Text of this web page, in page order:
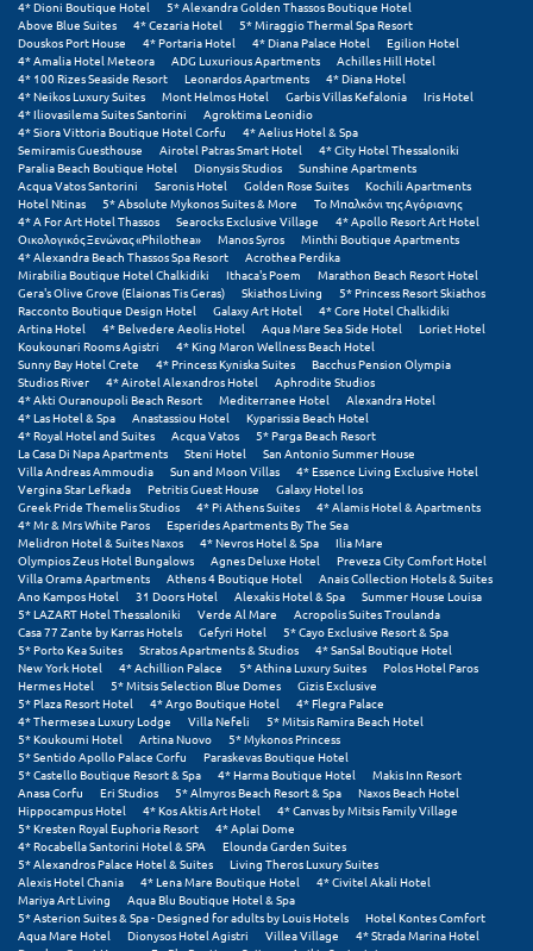
Σέρρες
Σιθωνία
Σίκινος
Σίφνος
Σκαφιδιά Ηλείας
Σκιάθος
Σκόπελος
Σκύρος
Σούνιο
Σπάρτη
Σπέτσες
Σποράδες
Σύβοτα
Σύμη
Σύρος
Σχοινούσα
Τ
Τζουμέρκα
Τήνος
Τολό
Τριζόνια Φωκίδος
4* Dioni Boutique Hotel
5* Alexandra Golden Thassos Boutique Hotel
Above Blue Suites
4* Cezaria Hotel
5* Miraggio Thermal Spa Resort
Douskos Port House
4* Portaria Hotel 4* Diana Palace Hotel
Egilion Hotel
4* Amalia Hotel Meteora
ADG Luxurious Apartments
Achilles Hill Hotel
4* 100 Rizes Seaside Resort
Leonardos Apartments
4* Diana Hotel
4* Neikos Luxury Suites
Mont Helmos Hotel Garbis Villas Kefalonia
Iris Hotel
4* Iliovasilema Suites Santorini
Agroktima Leonidio
4* Siora Vittoria Boutique Hotel Corfu
4* Aelius Hotel & Spa
Semiramis Guesthouse
Airotel Patras Smart Hotel
4* City Hotel Thessaloniki
Paralia Beach Boutique Hotel
Dionysis Studios
Sunshine Apartments
Acqua Vatos Santorini
Saronis Hotel Golden Rose Suites
Kochili Apartments
Hotel Ntinas
5* Absolute Mykonos Suites & More
Το Μπαλκόνι της Αγόριανης
4* A For Art Hotel Thassos
Searocks Exclusive Village
4* Apollo Resort Art Hotel
Οικολογικός Ξενώνας «Philothea»
Manos Syros
Minthi Boutique Apartments
4* Alexandra Beach Thassos Spa Resort
Acrothea Perdika
Mirabilia Boutique Hotel Chalkidiki
Ithaca's Poem
Marathon Beach Resort Hotel
Gera's Olive Grove (Elaionas Tis Geras)
Skiathos Living
5* Princess Resort Skiathos
Racconto Boutique Design Hotel
Galaxy Art Hotel
4* Core Hotel Chalkidiki
Artina Hotel
4* Belvedere Aeolis Hotel Aqua Mare Sea Side Hotel
Loriet Hotel
Koukounari Rooms Agistri
4* King Maron Wellness Beach Hotel
Sunny Bay Hotel Crete
4* Princess Kyniska Suites
Bacchus Pension Olympia
Studios River
4* Airotel Alexandros Hotel
Aphrodite Studios
4* Akti Ouranoupoli Beach Resort
Mediterranee Hotel
Alexandra Hotel
4* Las Hotel & Spa
Anastassiou Hotel
Kyparissia Beach Hotel
4* Royal Hotel and Suites
Acqua Vatos
5* Parga Beach Resort
La Casa Di Napa Apartments
Steni Hotel
San Antonio Summer House
Villa Andreas Ammoudia
Sun and Moon Villas
4* Essence Living Exclusive Hotel
Vergina Star Lefkada
Petritis Guest House
Galaxy Hotel Ios
Greek Pride Themelis Studios
4* Pi Athens Suites
4* Alamis Hotel & Apartments
4* Mr & Mrs White Paros
Esperides Apartments By The Sea
Melidron Hotel & Suites Naxos
4* Nevros Hotel & Spa
Ilia Mare
Olympios Zeus Hotel Bungalows
Agnes Deluxe Hotel
Preveza City Comfort Hotel
Villa Orama Apartments
Athens 4 Boutique Hotel
Anais Collection Hotels & Suites
Ano Kampos Hotel
31 Doors Hotel Alexakis Hotel & Spa
Summer House Louisa
5* LAZART Hotel Thessaloniki
Verde Al Mare
Acropolis Suites Troulanda
Casa 77 Zante by Karras Hotels
Gefyri Hotel
5* Cayo Exclusive Resort & Spa
5* Porto Kea Suites
Stratos Apartments & Studios
4* SanSal Boutique Hotel
New York Hotel
4* Achillion Palace 5* Athina Luxury Suites
Polos Hotel Paros
Hermes Hotel
5* Mitsis Selection Blue Domes
Gizis Exclusive
5* Plaza Resort Hotel
4* Argo Boutique Hotel
4* Flegra Palace
4* Thermesea Luxury Lodge
Villa Nefeli
5* Mitsis Ramira Beach Hotel
5* Koukoumi Hotel
Artina Nuovo
5* Mykonos Princess
5* Sentido Apollo Palace Corfu
Paraskevas Boutique Hotel
5* Castello Boutique Resort & Spa
4* Harma Boutique Hotel
Makis Inn Resort
Anasa Corfu
Eri Studios 5* Almyros Beach Resort & Spa
Naxos Beach Hotel
Hippocampus Hotel
4* Kos Aktis Art Hotel
4* Canvas by Mitsis Family Village
5* Kresten Royal Euphoria Resort
4* Aplai Dome
4* Rocabella Santorini Hotel & SPA
Elounda Garden Suites
5* Alexandros Palace Hotel & Suites
Living Theros Luxury Suites
Alexis Hotel Chania
4* Lena Mare Boutique Hotel
4* Civitel Akali Hotel
Mariya Art Living
Aqua Blu Boutique Hotel & Spa
5* Asterion Suites & Spa - Designed for adults by Louis Hotels
Hotel Kontes Comfort
Aqua Mare Hotel
Dionysos Hotel Agistri Villea Village
4* Strada Marina Hotel